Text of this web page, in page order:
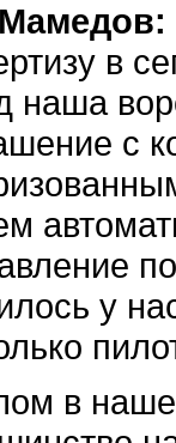
в
наша
с
у
в